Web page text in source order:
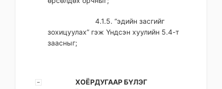
4.1.5. “эдийн засгийг
зохицуулах” гэж Үндсэн хуулийн 5.4-т
заасныг;
ХОЁРДУГААР БҮЛЭГ